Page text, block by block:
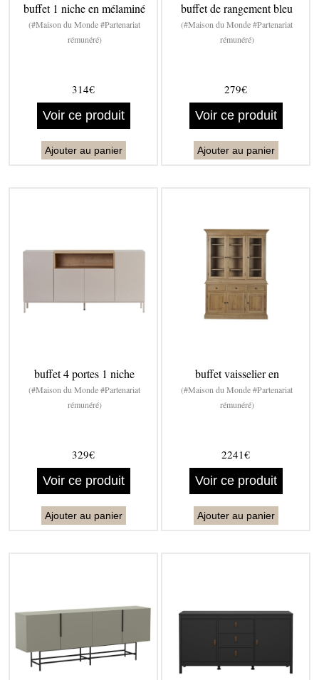
buffet 1 niche en mélaminé
(#Maison du Monde #Partenariat
rémunéré)
314€
Voir ce produit
Ajouter au panier
buffet de rangement bleu
(#Maison du Monde #Partenariat
rémunéré)
279€
Voir ce produit
Ajouter au panier
buffet 4 portes 1 niche
(#Maison du Monde #Partenariat
rémunéré)
329€
Voir ce produit
Ajouter au panier
buffet vaisselier en
(#Maison du Monde #Partenariat
rémunéré)
2241€
Voir ce produit
Ajouter au panier